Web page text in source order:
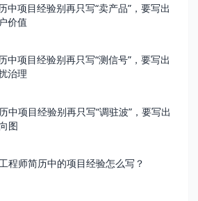
中项目经验别再只写“卖产品”，要写出
价值
中项目经验别再只写“测信号”，要写出
治理
中项目经验别再只写“调驻波”，要写出
图
程师简历中的项目经验怎么写？